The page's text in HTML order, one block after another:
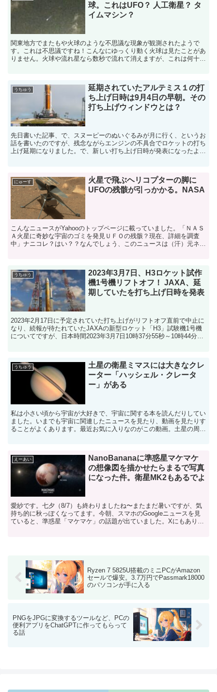
球。これはUFO？ 人工衛星？ タ
イムマシン？
関東地方でまたもや火球のような不思議な現象が観測されたようで
す。これは不思議ですね！こんなにゆっくり動く火球は見たことがあ
りません。火球や流れ星なら数秒で流れて消えますが、これは何十秒
うちゅう
延期されていたアルテミス１の打
ち上げ日時は9月4日の早朝。その
打ち上げウィンドウとは？
先日書いた記事、で、スヌーピーのぬいぐるみが月に行く、というお
話を書いたのですが、残念ながらエンジンの不具合でロケットの打ち
上げ延期になりました。で、新しい打ち上げ日時が発表になったよう
にゅーす
火星で飛ぶヘリコプターの脚に
UFOの残骸が引っかかる。NASA
こんなニュースがYahooのトップページに載っていました。「ＮＡＳ
Ａ火星に奇妙な宇宙のゴミを発見ＵＦＯの残骸？現在、詳細を調査
中」ナニコレ？はい？？なんでしょう、このニュースは（汗）元ネタ
うちゅう
2023年3月7日、H3ロケット試作
機1号機リフトオフ！ JAXA、延
期していたを打ち上げ日時を発表
2023年2月17日に予定されていた打ち上げがリフトオフ直前で中止に
なり、続報が待たれていたJAXAの新型ロケット「H3」試験機1号機
についてですが、日本時間2023年3月7日10時37分55秒～10時44分15
うちゅう
土星の衛星ミマスには大きなクレ
ーター「ハッシェル・クレータ
ー」がある
私は小さい頃から宇宙が大好きで、宇宙に関する本を読んだりしてい
ました。いまでも宇宙に関連したニュースを見たり、動画を見たりす
ることがよくあります。最近お気に入りなのがこの動画。土星の周り
えーあい
NanoBananaに準惑星マケマケ
の想像図を描かせたらまるで写真
になった件。衛星MK2もあるでよ
愛紗です。七夕（8/7）も終わりましたね〜またまだ暑いですが、気
持ち的に秋っぽくなってます。今朝、スマホのGoogleニュースを見
ていると、準惑星「マケマケ」の話題が出ていました。Xにもありま
Ryzen 7 5825U搭載のミニPCがAmazon
セールで爆安。3.7万円でPassmark18000
のパソコンが手に入る
PNGをJPGに変換するツールなど、PCの
便利アプリをChatGPTに作ってもらって
る話